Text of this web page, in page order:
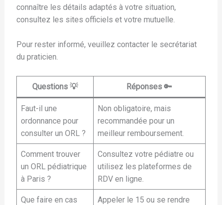
connaître les détails adaptés à votre situation,
consultez les sites officiels et votre mutuelle.
Pour rester informé, veuillez contacter le secrétariat
du praticien.
Questions 💡 Réponses 🔑
Faut-il une
ordonnance pour
consulter un ORL ?
Non obligatoire, mais
recommandée pour un
meilleur remboursement.
Comment trouver
un ORL pédiatrique
à Paris ?
Consultez votre pédiatre ou
utilisez les plateformes de
RDV en ligne.
Que faire en cas
Appeler le 15 ou se rendre